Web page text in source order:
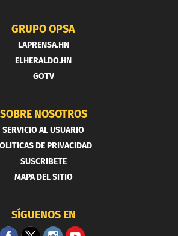
GRUPO OPSA
LAPRENSA.HN
ELHERALDO.HN
GOTV
SOBRE NOSOTROS
SERVICIO AL USUARIO
DE PRIVACIDAD
SUSCRIBETE
MAPA DEL SITIO
SÍGUENOS EN